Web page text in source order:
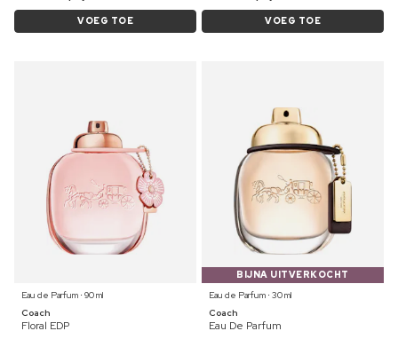
VOEG TOE VOEG TOE
Eau de Parfum ⋅ 90 ml
Coach
Floral EDP
BIJNA UITVERKOCHT
Eau de Parfum ⋅ 30 ml
Coach
Eau De Parfum